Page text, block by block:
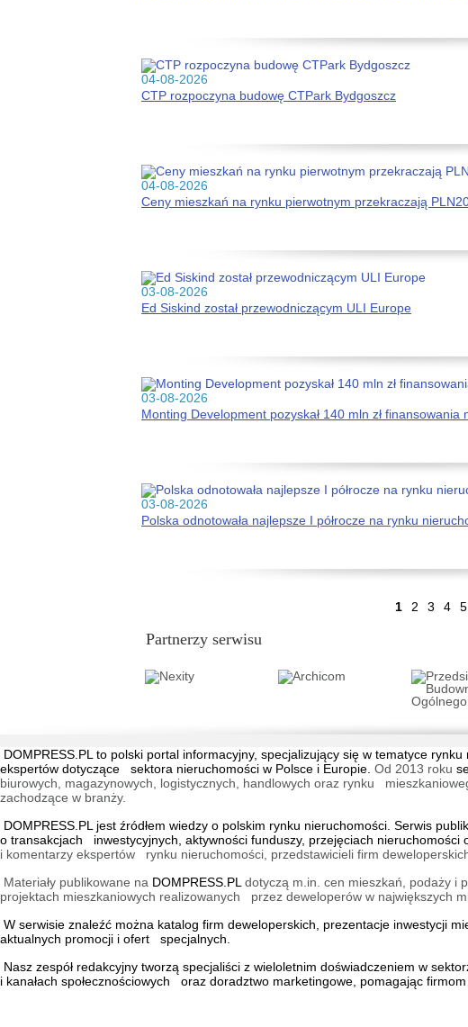
04-08-2026
CTP rozpoczyna budowę CTPark Bydgoszcz
04-08-2026
Ceny mieszkań na rynku pierwotnym przekraczają
03-08-2026
Ed Siskind został przewodniczącym ULI Europe
03-08-2026
Monting Development pozyskał 140 mln zł finansowania
03-08-2026
Polska odnotowała najlepsze I półrocze na rynku
1 2 3 4 5
Partnerzy serwisu
DOMPRESS.PL to polski portal informacyjny, specjalizujący się w tematyce
ekspertów dotyczące sektora nieruchomości w Polsce i Europie. Od 2013 roku
biurowych, magazynowych, logistycznych, handlowych oraz rynku
zachodzące w branży.
DOMPRESS.PL jest źródłem wiedzy o polskim rynku nieruchomości. Serwis
o transakcjach inwestycyjnych, aktywności funduszy, przejęciach nieruchomości
i komentarzy ekspertów rynku nieruchomości, przedstawicieli firm
Materiały publikowane na DOMPRESS.PL dotyczą m.in. cen mieszkań, podaży i
projektach mieszkaniowych realizowanych przez deweloperów w największych
W serwisie znaleźć można katalog firm deweloperskich , prezentacje inwestycji
aktualnych promocji i ofert specjalnych.
Nasz zespół redakcyjny tworzą specjaliści z wieloletnim doświadczeniem w
i kanałach społecznościowych oraz doradztwo marketingowe, pomagając